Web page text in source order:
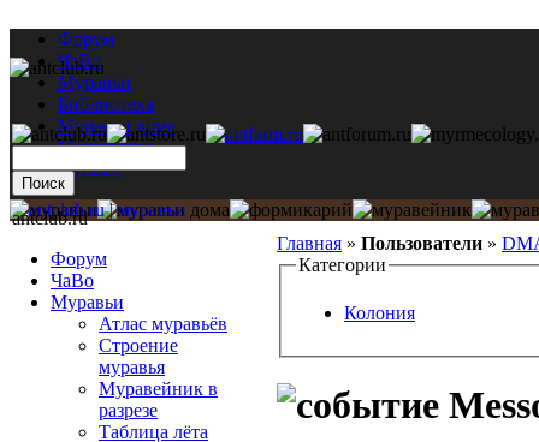
Форум
ЧаВо
Муравьи
Библиотека
Муравьи дома
Мастерская
Каталог
Главная » Пользователи »
Категории
Колония
antclub.ru
Форум
ЧаВо
Муравьи
Атлас муравьёв
Строение
муравья
Муравейник в
разрезе
Таблица лёта